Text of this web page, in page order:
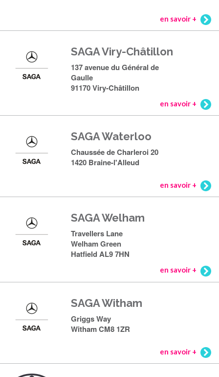
en savoir +
SAGA Viry-Châtillon
137 avenue du Général de
Gaulle
91170 Viry-Châtillon
en savoir +
SAGA Waterloo
Chaussée de Charleroi 20
1420 Braine-l'Alleud
en savoir +
SAGA Welham
Travellers Lane
Welham Green
Hatfield AL9 7HN
en savoir +
SAGA Witham
Griggs Way
Witham CM8 1ZR
en savoir +